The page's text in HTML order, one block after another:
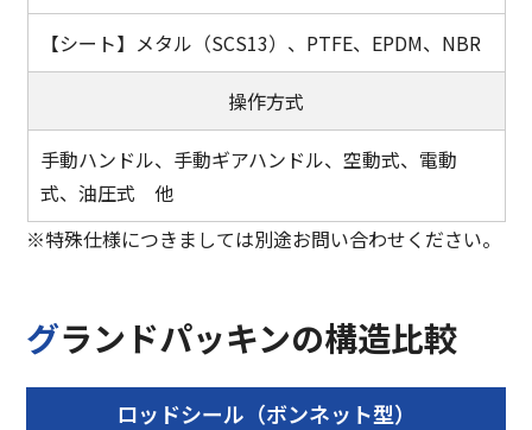
メタル（SCS13）、PTFE、EPDM、NBR
操作方式
手動ハンドル、手動ギアハンドル、空動式、電動
式、油圧式 他
特殊仕様につきましては別途お問い合わせください。
グランドパッキンの構造比較
ロッドシール（ボンネット型）